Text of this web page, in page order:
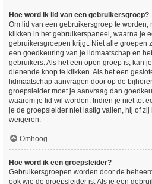
Hoe word ik lid van een gebruikersgroep?
Om lid van een gebruikersgroep te
klikken in het gebruikerspaneel, waarna je
gebruikersgroepen krijgt. Niet alle groepen
een goedkeuring van je lidmaatschap en
gebruikers. Als het een open groep is, kan
dienende knop te klikken. Als het een
lidmaatschap aanvragen door op de
groepsleider moet je aanvraag dan
waarom je lid wil worden. Indien je niet tot
je de groepsleider niet lastig vallen, hij of zij
weigeren.
Omhoog
Hoe word ik een groepsleider?
Gebruikersgroepen worden door de
ook wie de groepsleider is. Als je een